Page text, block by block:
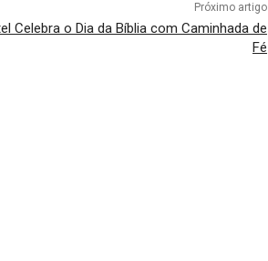
Próximo artigo
Celebra o Dia da Bíblia com Caminhada de
Fé